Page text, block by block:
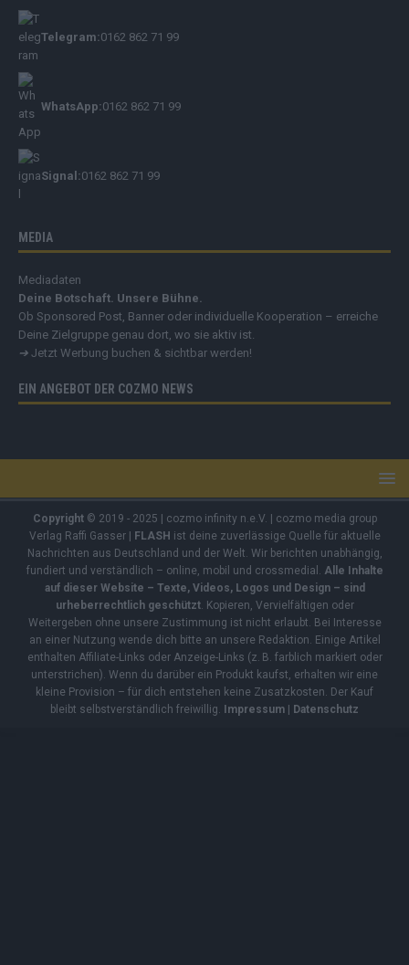
Telegram:0162 862 71 99
WhatsApp:0162 862 71 99
Signal:0162 862 71 99
MEDIA
Mediadaten
Deine Botschaft. Unsere Bühne.
Ob Sponsored Post, Banner oder individuelle Kooperation – erreiche
Deine Zielgruppe genau dort, wo sie aktiv ist.
➔ Jetzt Werbung buchen & sichtbar werden!
EIN ANGEBOT DER COZMO NEWS
Copyright© 2019 - 2025 | cozmo infinity n.e.V. | cozmo media group
Verlag Raffi Gasser | FLASH ist deine zuverlässige Quelle für aktuelle
Nachrichten aus Deutschland und der Welt. Wir berichten unabhängig,
fundiert und verständlich – online, mobil und crossmedial.
Alle Inhalte
auf dieser Website – Texte, Videos, Logos und Design – sind
urheberrechtlich geschützt. Kopieren, Vervielfältigen oder
Weitergeben ohne unsere Zustimmung ist nicht erlaubt. Bei Interesse
an einer Nutzung wende dich bitte an unsere Redaktion. Einige Artikel
enthalten Affiliate-Links oder Anzeige-Links (z. B. farblich markiert oder
unterstrichen). Wenn du darüber ein Produkt kaufst, erhalten wir eine
kleine Provision – für dich entstehen keine Zusatzkosten. Der Kauf
bleibt selbstverständlich freiwillig. Impressum | Datenschutz